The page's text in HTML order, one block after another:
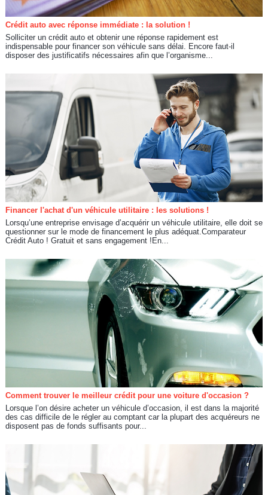
Crédit auto avec réponse immédiate : la solution !
Solliciter un crédit auto et obtenir une réponse rapidement est
indispensable pour financer son véhicule sans délai. Encore faut-il
disposer des justificatifs nécessaires afin que l’organisme...
Financer l'achat d'un véhicule utilitaire : les solutions !
Lorsqu’une entreprise envisage d’acquérir un véhicule utilitaire, elle doit se
questionner sur le mode de financement le plus adéquat.Comparateur
Crédit Auto ! Gratuit et sans engagement !En...
Comment trouver le meilleur crédit pour une voiture d'occasion ?
Lorsque l’on désire acheter un véhicule d’occasion, il est dans la majorité
des cas difficile de le régler au comptant car la plupart des acquéreurs ne
disposent pas de fonds suffisants pour...